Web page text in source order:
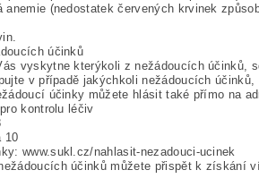
anemie (nedostatek červených krvinek
účinků
vyskytne kterýkoli z nežádoucích účinků,
v případě jakýchkoli nežádoucích
účinky můžete hlásit také přímo na
kontrolu léčiv
10
www.sukl.cz/nahlasit-nezadouci-ucinek
účinků můžete přispět k získání